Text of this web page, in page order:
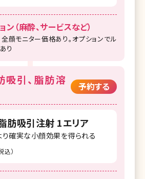
ン（麻酔、サービスなど）
顔モニター価格あり。オプションでル
り
吸引、脂肪溶
予約する
肪吸引注射 1エリア
確実な小顔効果を得られる
込）